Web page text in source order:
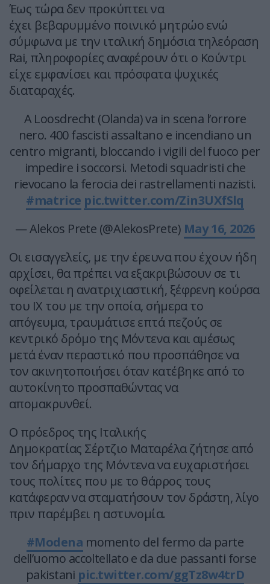
Έως τώρα δεν προκύπτει να
έχει βεβαρυμμένο ποινικό μητρώο ενώ
σύμφωνα με την ιταλική δημόσια τηλεόραση
Rai, πληροφορίες αναφέρουν ότι ο Kούντρι
είχε εμφανίσει και πρόσφατα ψυχικές
διαταραχές.
A Loosdrecht (Olanda) va in scena l’orrore
nero. 400 fascisti assaltano e incendiano un
centro migranti, bloccando i vigili del fuoco per
impedire i soccorsi. Metodi squadristi che
rievocano la ferocia dei rastrellamenti nazisti.
#matrice pic.twitter.com/Zin3UXfSlq
— Alekos Prete (@AlekosPrete) May 16, 2026
Οι εισαγγελείς, με την έρευνα που έχουν ήδη
αρχίσει, θα πρέπει να εξακριβώσουν σε τι
οφείλεται η ανατριχιαστική, ξέφρενη κούρσα
του ΙΧ του με την οποία, σήμερα το
απόγευμα, τραυμάτισε επτά πεζούς σε
κεντρικό δρόμο της Μόντενα και αμέσως
μετά έναν περαστικό που προσπάθησε να
τον ακινητοποιήσει όταν κατέβηκε από το
αυτοκίνητο προσπαθώντας να
απομακρυνθεί.
Ο πρόεδρος της Ιταλικής
Δημοκρατίας Σέρτζιο Ματαρέλα ζήτησε από
τον δήμαρχο της Μόντενα να ευχαριστήσει
τους πολίτες που με το θάρρος τους
κατάφεραν να σταματήσουν τον δράστη, λίγο
πριν παρέμβει η αστυνομία.
#Modena momento del fermo da parte
dell’uomo accoltellato e da due passanti forse
pakistani pic.twitter.com/ggTz8w4trD